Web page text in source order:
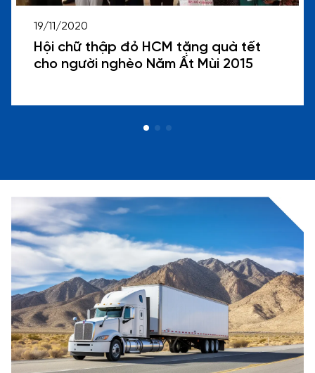
19/11/2020
Hội chữ thập đỏ HCM tặng quà tết
cho người nghèo Năm Ất Mùi 2015